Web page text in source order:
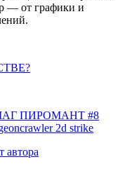
— от графики и
ПИРОМАНТ #8
2d strike
автора